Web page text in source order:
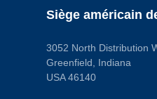
Siège américain
3052 North Distribution
Greenfield, Indiana
USA 46140